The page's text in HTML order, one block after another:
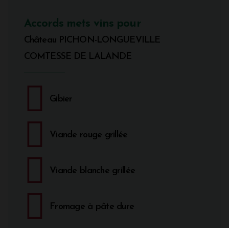
Accords mets vins pour
Château PICHON-LONGUEVILLE
COMTESSE DE LALANDE
Gibier
Viande rouge grillée
Viande blanche grillée
Fromage à pâte dure